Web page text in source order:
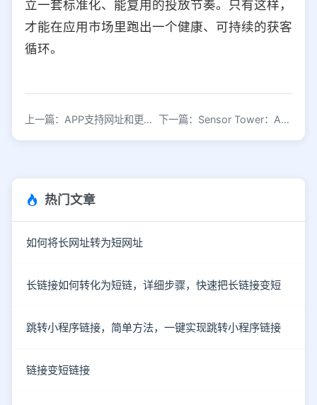
立一套标准化、能复用的投放节奏。只有这样，
才能在应用市场里跑出一个健康、可持续的获客
循环。
上一篇：APP支持网址和更新日志不能再随时随地更改 下一篇：Sensor Tower：App Store主页推荐后 App下载量可涨8倍
热门文章
如何将长网址转为短网址
长链接如何转化为短链，详细步骤，快速把长链接变短
跳转小程序链接，简单方法，一键实现跳转小程序链接
链接变短链接